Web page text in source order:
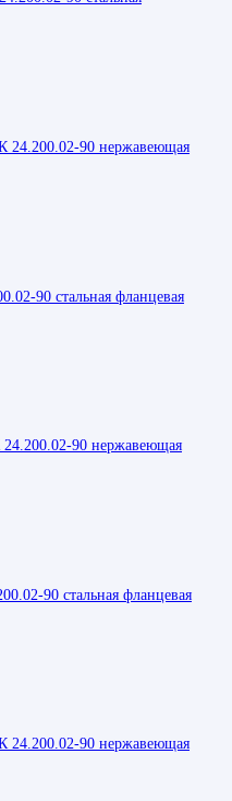
24.200.02-90 нержавеющая
90 стальная фланцевая
90 нержавеющая
90 стальная фланцевая
24.200.02-90 нержавеющая